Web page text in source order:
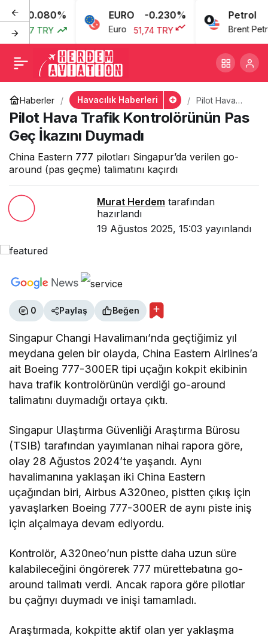
0.080%
TRY
EURO -0.230%
Euro 51,74 TRY
Petrol
Brent Petrol
Haberler Havacılık Haberleri
Pilot Hava
Trafik
Kontrolörünün
Duymadı
Pilot Hava Trafik Kontrolörünün Pas
Geç İkazını Duymadı
China Eastern 777 pilotları Singapur’da verilen go-
around (pas geçme) talimatını kaçırdı
Murat Herdem tarafından
hazırlandı
19 Ağustos 2025, 15:03 yayınlandı
0 Paylaş Beğen
Singapur Changi Havalimanı’nda geçtiğimiz yıl
meydana gelen bir olayda, China Eastern Airlines’a
ait Boeing 777-300ER tipi uçağın kokpit ekibinin
hava trafik kontrolörünün verdiği go-around
talimatını duymadığı ortaya çıktı.
Singapur Ulaştırma Güvenliği Araştırma Bürosu
(TSIB) tarafından yayımlanan nihai rapora göre,
olay 28 Ağustos 2024’te yaşandı. Aynı
havalimanına yaklaşan iki China Eastern
uçağından biri, Airbus A320neo, pistten çıkış için
yavaşlarken Boeing 777-300ER de aynı piste iniş
için alçalmaya devam ediyordu.
Kontrolör, A320neo’nun pistte daha uzun süre
kalabileceğini öngörerek 777 mürettebatına go-
around talimatı verdi. Ancak rapora göre pilotlar
bu çağrıyı duymadı ve inişi tamamladı.
Araştırmada, kokpitte aktif olan yer yaklaşma
Pilot Hava Trafik
Kontrolörünün Pas Geç
İkazını Duymadı
+ - 0